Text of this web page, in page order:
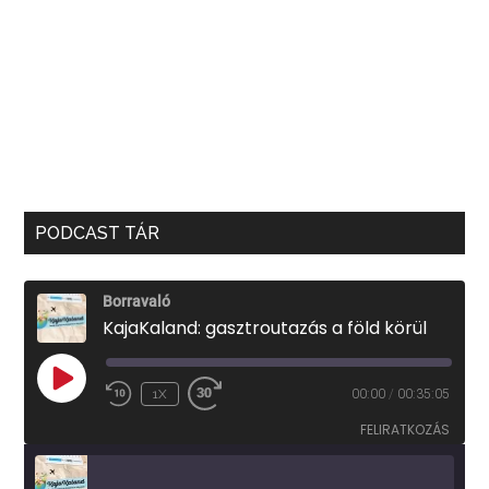
PODCAST TÁR
Borravaló
KajaKaland: gasztroutazás a föld körül
PLAY
EPISODE
1X 00:00 / 00:35:05
FELIRATKOZÁS